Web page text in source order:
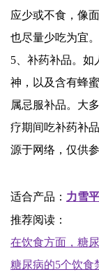
应少或不食，像
也尽量少吃为宜。
5、补药补品。如
神，以及含有蜂
属忌服补品。大
疗期间吃补药补
源于网络，仅供
适合产品： 力雪平
推荐阅读：
在饮食方面，糖
糖尿病的5个饮食